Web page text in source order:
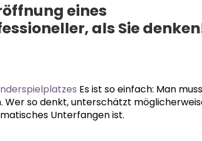
eines
als Sie
Es ist so einfach: Man
Wer so denkt, unterschätzt
Unterfangen ist.